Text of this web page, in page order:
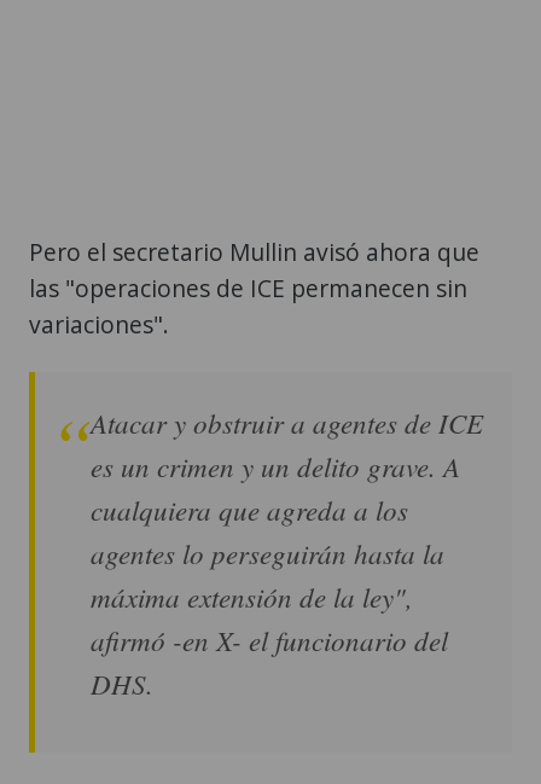
Pero el secretario Mullin avisó ahora que
las "operaciones de ICE permanecen sin
variaciones".
Atacar y obstruir a agentes de ICE
es un crimen y un delito grave. A
cualquiera que agreda a los
agentes lo perseguirán hasta la
máxima extensión de la ley",
afirmó -en X- el funcionario del
DHS.